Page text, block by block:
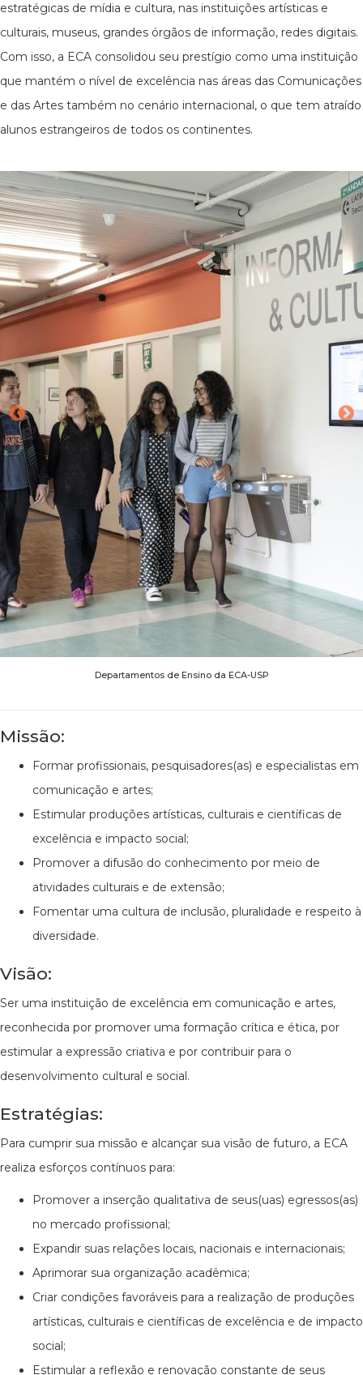
estratégicas de mídia e cultura, nas instituições artísticas e
culturais, museus, grandes órgãos de informação, redes digitais.
Com isso, a ECA consolidou seu prestígio como uma instituição
que mantém o nível de excelência nas áreas das Comunicações
e das Artes também no cenário internacional, o que tem atraído
alunos estrangeiros de todos os continentes.
Departamentos de Ensino da ECA-USP
Missão:
Formar profissionais, pesquisadores(as) e especialistas em
comunicação e artes;
Estimular produções artísticas, culturais e científicas de
excelência e impacto social;
Promover a difusão do conhecimento por meio de
atividades culturais e de extensão;
Fomentar uma cultura de inclusão, pluralidade e respeito à
diversidade.
Visão:
Ser uma instituição de excelência em comunicação e artes,
reconhecida por promover uma formação crítica e ética, por
estimular a expressão criativa e por contribuir para o
desenvolvimento cultural e social.
Estratégias:
Para cumprir sua missão e alcançar sua visão de futuro, a ECA
realiza esforços contínuos para:
Promover a inserção qualitativa de seus(uas) egressos(as)
no mercado profissional;
Expandir suas relações locais, nacionais e internacionais;
Aprimorar sua organização acadêmica;
Criar condições favoráveis para a realização de produções
artísticas, culturais e científicas de excelência e de impacto
social;
Estimular a reflexão e renovação constante de seus